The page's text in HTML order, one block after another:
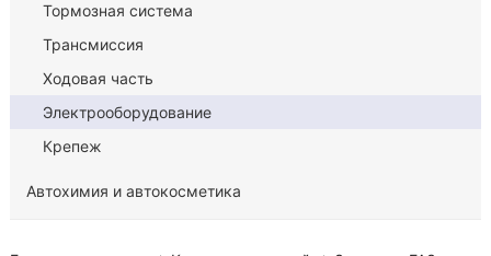
Тормозная система
Трансмиссия
Ходовая часть
Электрооборудование
Крепеж
Автохимия и автокосметика